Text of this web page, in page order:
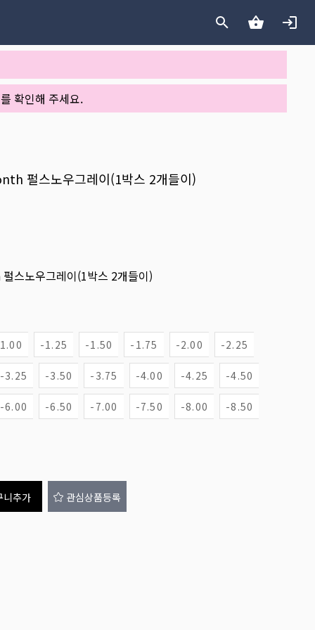
확인해 주세요.
펄스노우그레이(1박스 2개들이)
스노우그레이(1박스 2개들이)
-1.25 -1.50 -1.75 -2.00 -2.25
-3.25 -3.50 -3.75 -4.00 -4.25 -4.50
-6.00 -6.50 -7.00 -7.50 -8.00 -8.50
니추가 관심상품등록